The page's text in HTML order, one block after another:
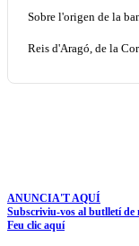
Sobre l'origen de la
Reis d'Aragó, de la
ANUNCIA'T AQUÍ
Subscriviu-vos al butlletí
Feu clic aquí